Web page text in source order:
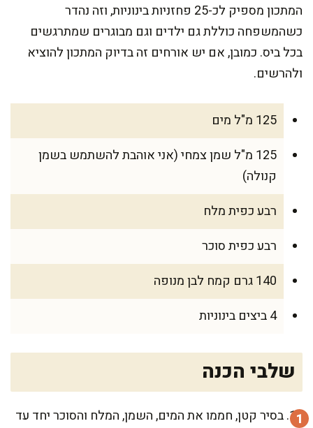
המתכון מספיק לכ-25 פחזניות בינוניות, וזה נהדר
כשהמשפחה כוללת גם ילדים וגם מבוגרים שמתרגשים
בכל ביס. כמובן, אם יש אורחים זה בדיוק המתכון להוציא
ולהרשים.
125 מ"ל מים
125 מ"ל שמן צמחי (אני אוהבת להשתמש בשמן
קנולה)
רבע כפית מלח
רבע כפית סוכר
140 גרם קמח לבן מנופה
4 ביצים בינוניות
שלבי הכנה
בסיר קטן, חממו את המים, השמן, המלח והסוכר יחד עד